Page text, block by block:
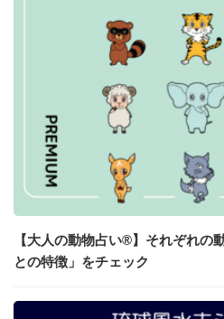
【大人の動物占い®】それぞれの
との特徴」をチェック